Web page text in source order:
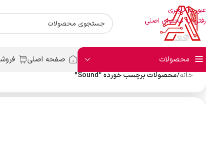
عبور به ناوبری
رفتن به محتوای اصلی
محصولات صفحه اصلی
خانه/محصولات برچسب خورده “Sound”